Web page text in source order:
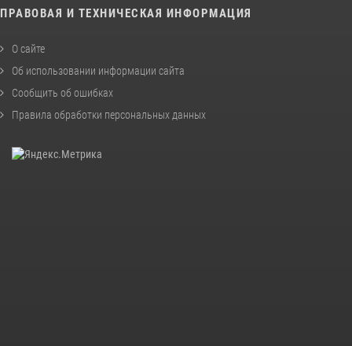
ПРАВОВАЯ И ТЕХНИЧЕСКАЯ ИНФОРМАЦИЯ
О сайте
Об использовании информации сайта
Сообщить об ошибках
Правила обработки персональных данных